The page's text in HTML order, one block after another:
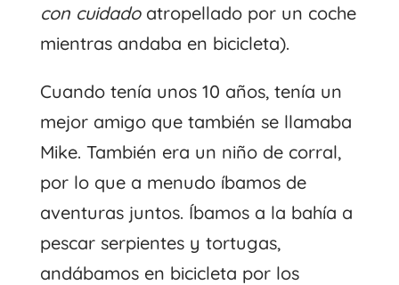
con cuidadoatropellado por un coche
mientras andaba en bicicleta).
Cuando tenía unos 10 años, tenía un
mejor amigo que también se llamaba
Mike. También era un niño de corral,
por lo que a menudo íbamos de
aventuras juntos. Íbamos a la bahía a
pescar serpientes y tortugas,
andábamos en bicicleta por los